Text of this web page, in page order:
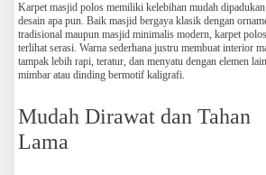
Karpet masjid polos memiliki kelebihan mudah
desain apa pun. Baik masjid bergaya klasik dengan
tradisional maupun masjid minimalis modern, karpet
terlihat serasi. Warna sederhana justru membuat interior
tampak lebih rapi, teratur, dan menyatu dengan elemen
mimbar atau dinding bermotif kaligrafi.
Mudah Dirawat dan Tahan
Lama